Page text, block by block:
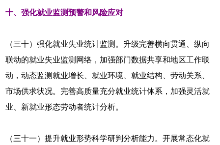
十、强化就业监测预警和风险应对
（三十）强化就业失业统计监测。升级完善横向贯通、纵向
联动的就业失业监测网络，加强部门数据共享和地区工作联
动，动态监测就业增长、就业环境、就业结构、劳动关系、
市场供求状况。完善高质量充分就业统计体系，加强灵活就
业、新就业形态劳动者统计分析。
（三十一）提升就业形势科学研判分析能力。开展常态化就